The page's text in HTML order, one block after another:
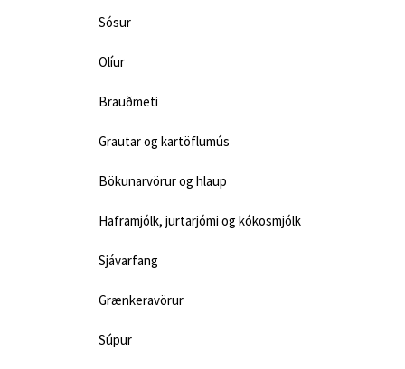
Sósur
Olíur
Brauðmeti
Grautar og kartöflumús
Bökunarvörur og hlaup
Haframjólk, jurtarjómi og kókosmjólk
Sjávarfang
Grænkeravörur
Súpur